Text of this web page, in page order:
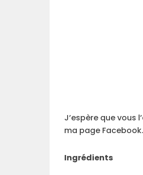
J’espère que vous
ma page
Ingrédients